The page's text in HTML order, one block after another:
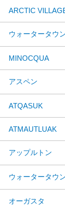
ARCTIC
ウォータータウ
MINOCQUA
アスペン
ATQASUK
ATMAUTLUAK
アップルトン
ウォータータウ
オーガスタ